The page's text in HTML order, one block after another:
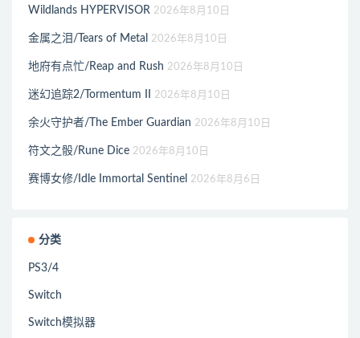
Wildlands HYPERVISOR 2026年8月10日
金属之泪/Tears of Metal 2026年8月10日
地府有点忙/Reap and Rush 2026年8月10日
迷幻追踪2/Tormentum II 2026年8月10日
余火守护者/The Ember Guardian 2026年8月10日
符文之骰/Rune Dice 2026年8月10日
赛博女修/Idle Immortal Sentinel 2026年8月6日
分类
PS3/4
Switch
Switch模拟器